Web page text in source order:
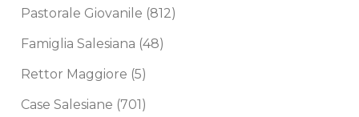
Pastorale Giovanile (812)
Famiglia Salesiana (48)
Rettor Maggiore (5)
Case Salesiane (701)